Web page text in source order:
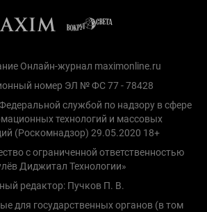
Онлайн-журнал maximonline.ru
номер ЭЛ № ФС 77 - 78428
службой по надзору в сфере
технологий и массовых
(Роскомнадзор) 29.05.2020 18+
с ограниченной ответственностью
Диджитал Технологии»
редактор: Пучков П. В.
для государственных органов (в том